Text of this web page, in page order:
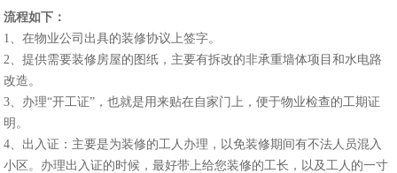
流程如下：
1、在物业公司出具的装修协议上签字。
2、提供需要装修房屋的图纸，主要有拆改的非承重墙体项目和水电路
改造。
3、办理“开工证”，也就是用来贴在自家门上，便于物业检查的工期证
明。
4、出入证：主要是为装修的工人办理，以免装修期间有不法人员混入
小区。办理出入证的时候，最好带上给您装修的工长，以及工人的一寸